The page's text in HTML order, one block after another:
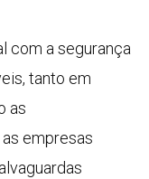
com a segurança
tanto em
as
empresas